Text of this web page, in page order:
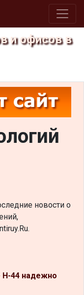
и офисов в
новости о
H-44 надежно